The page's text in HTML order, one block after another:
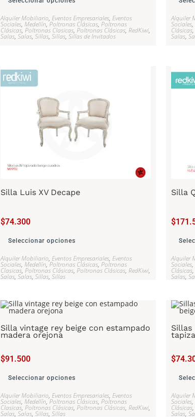
Alquiler Mobiliario, Eventos Empresariales, Eventos
Sociales, Medellín,Poltronas Clásicas, Poltronas
Clásicas, Poltronas Clasicas, Poltronas Clásicas, RedKiwi,
Salas, Salas, Sillas, Sillas, Sillas de Invitados
Alquiler
Sociales,
Clásicas,
Salas,
Silla Luis XV Decape
$74.300
Seleccionar opciones
Alquiler Mobiliario, Eventos Empresariales, Eventos
Sociales, Medellín,Poltronas Clásicas, Poltronas
Clasicas, Poltronas Clásicas, Poltronas Clásicas, RedKiwi,
Salas, Salas, Sillas, Sillas
Silla
$
Alquiler
Sociales,
Clásicas,
Salas,
Silla vintage rey beige con estampado
madera orejona
$91.500
Seleccionar opciones
Alquiler Mobiliario, Eventos Empresariales, Eventos
Sociales, Medellín,Poltronas Clásicas, Poltronas
Clasicas, Poltronas Clásicas, Poltronas Clásicas, RedKiwi,
Salas, Salas, Sillas, Sillas
Sillas
$
Alquiler
Sociales,
Clásicas,
Salas,